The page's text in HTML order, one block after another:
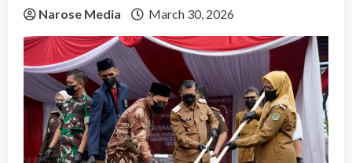
Narose Media March 30, 2026